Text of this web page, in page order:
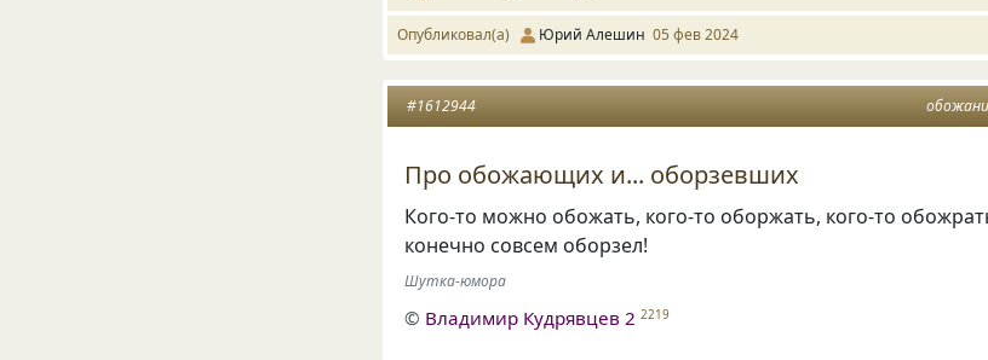
Опубликовал(а) Юрий Алешин 05 фев 2024
#1612944
Про обожающих и... оборзевших
Кого-то можно обожать, кого-то оборжать, кого-то
конечно совсем оборзел!
Шутка-юмора
© Владимир Кудрявцев 2 2219